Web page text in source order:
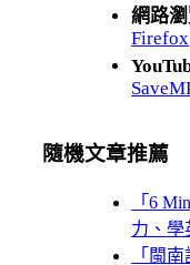
網路
Firefox
隨機文章推薦
「6
力、學
「閩